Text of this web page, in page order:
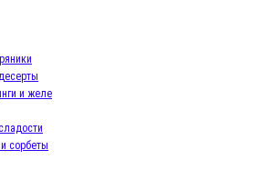
и желе
сорбеты